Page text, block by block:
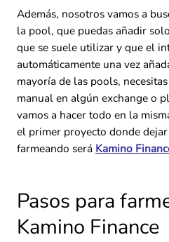
Además, nosotros vamos a
la pool, que puedas añadir
que se suele utilizar y que el
automáticamente una vez
mayoría de las pools,
manual en algún exchange o
vamos a hacer todo en la
el primer proyecto donde
farmeando será Kamino
Pasos para
Kamino Finance